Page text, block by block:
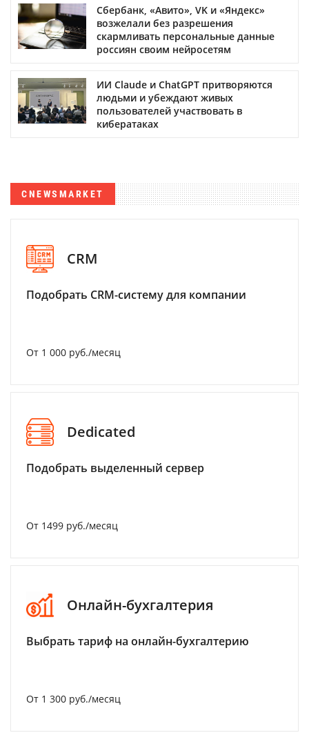
Сбербанк, «Авито», VK и «Яндекс»
возжелали без разрешения
скармливать персональные данные
россиян своим нейросетям
ИИ Claude и ChatGPT притворяются
людьми и убеждают живых
пользователей участвовать в
кибератаках
CNEWSMARKET
CRM
Подобрать CRM-систему для компании
От 1 000 руб./месяц
Dedicated
Подобрать выделенный сервер
От 1499 руб./месяц
Онлайн-бухгалтерия
Выбрать тариф на онлайн-бухгалтерию
От 1 300 руб./месяц